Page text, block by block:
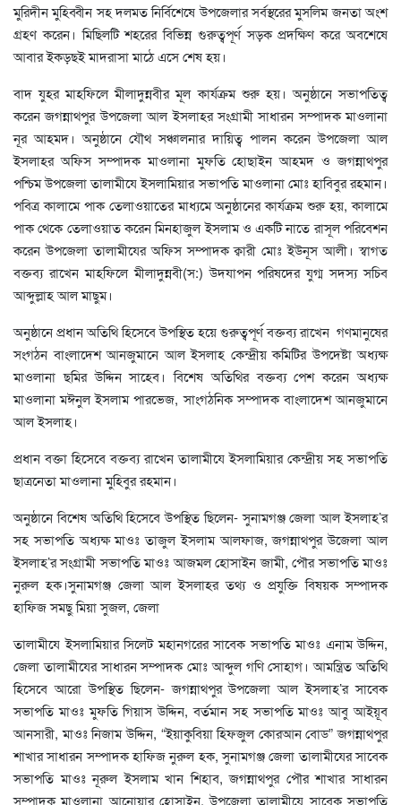
মুরিদীন মুহিব্বীন সহ দলমত নির্বিশেষে উপজেলার সর্বস্থরের মুসলিম জনতা অংশ
গ্রহণ করেন। মিছিলটি শহরের বিভিন্ন গুরুত্বপূর্ণ সড়ক প্রদক্ষিণ করে অবশেষে
আবার ইকড়ছই মাদরাসা মাঠে এসে শেষ হয়।
বাদ যুহর মাহফিলে মীলাদুন্নবীর মূল কার্যক্রম শুরু হয়। অনুষ্ঠানে সভাপতিত্ব
করেন জগন্নাথপুর উপজেলা আল ইসলাহর সংগ্রামী সাধারন সম্পাদক মাওলানা
নূর আহমদ। অনুষ্ঠানে যৌথ সঞ্চালনার দায়িত্ব পালন করেন উপজেলা আল
ইসলাহর অফিস সম্পাদক মাওলানা মুফতি হোছাইন আহমদ ও জগন্নাথপুর
পশ্চিম উপজেলা তালামীযে ইসলামিয়ার সভাপতি মাওলানা মোঃ হাবিবুর রহমান।
পবিত্র কালামে পাক তেলাওয়াতের মাধ্যমে অনুষ্ঠানের কার্যক্রম শুরু হয়, কালামে
পাক থেকে তেলাওয়াত করেন মিনহাজুল ইসলাম ও একটি নাতে রাসূল পরিবেশন
করেন উপজেলা তালামীযের অফিস সম্পাদক ক্বারী মোঃ ইউনূস আলী। স্বাগত
বক্তব্য রাখেন মাহফিলে মীলাদুন্নবী(স:) উদযাপন পরিষদের যুগ্ম সদস্য সচিব
আব্দুল্লাহ আল মাছুম।
অনুষ্ঠানে প্রধান অতিথি হিসেবে উপস্থিত হয়ে গুরুত্বপূর্ণ বক্তব্য রাখেন গণমানুষের
সংগঠন বাংলাদেশ আনজুমানে আল ইসলাহ কেন্দ্রীয় কমিটির উপদেষ্টা অধ্যক্ষ
মাওলানা ছমির উদ্দিন সাহেব। বিশেষ অতিথির বক্তব্য পেশ করেন অধ্যক্ষ
মাওলানা মঈনুল ইসলাম পারভেজ, সাংগঠনিক সম্পাদক বাংলাদেশ আনজুমানে
আল ইসলাহ।
প্রধান বক্তা হিসেবে বক্তব্য রাখেন তালামীযে ইসলামিয়ার কেন্দ্রীয় সহ সভাপতি
ছাত্রনেতা মাওলানা মুহিবুর রহমান।
অনুষ্ঠানে বিশেষ অতিথি হিসেবে উপস্থিত ছিলেন- সুনামগঞ্জ জেলা আল ইসলাহ’র
সহ সভাপতি অধ্যক্ষ মাওঃ তাজুল ইসলাম আলফাজ, জগন্নাথপুর উজেলা আল
ইসলাহ’র সংগ্রামী সভাপতি মাওঃ আজমল হোসাইন জামী, পৌর সভাপতি মাওঃ
নুরুল হক।সুনামগঞ্জ জেলা আল ইসলাহর তথ্য ও প্রযুক্তি বিষয়ক সম্পাদক
হাফিজ সমছু মিয়া সুজল, জেলা
তালামীযে ইসলামিয়ার সিলেট মহানগরের সাবেক সভাপতি মাওঃ এনাম উদ্দিন,
জেলা তালামীযের সাধারন সম্পাদক মোঃ আব্দুল গণি সোহাগ। আমন্ত্রিত অতিথি
হিসেবে আরো উপস্থিত ছিলেন- জগন্নাথপুর উপজেলা আল ইসলাহ’র সাবেক
সভাপতি মাওঃ মুফতি গিয়াস উদ্দিন, বর্তমান সহ সভাপতি মাওঃ আবু আইয়ূব
আনসারী, মাওঃ নিজাম উদ্দিন, “ইয়াকুবিয়া হিফজুল কোরআন বোড” জগন্নাথপুর
শাখার সাধারন সম্পাদক হাফিজ নুরুল হক, সুনামগঞ্জ জেলা তালামীযের সাবেক
সভাপতি মাওঃ নূরুল ইসলাম খান শিহাব, জগন্নাথপুর পৌর শাখার সাধারন
সম্পাদক মাওলানা আনোয়ার হোসাইন, উপজেলা তালামীযে সাবেক সভাপতি